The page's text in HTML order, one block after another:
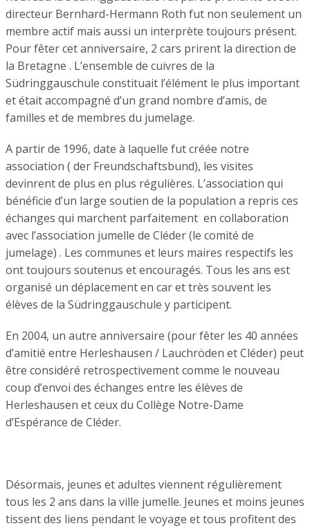
directeur Bernhard-Hermann Roth fut non seulement un
membre actif mais aussi un interprète toujours présent.
Pour fêter cet anniversaire, 2 cars prirent la direction de
la Bretagne . L’ensemble de cuivres de la
Südringgauschule constituait l’élément le plus important
et était accompagné d’un grand nombre d’amis, de
familles et de membres du jumelage.
A partir de 1996, date à laquelle fut créée notre
association ( der Freundschaftsbund), les visites
devinrent de plus en plus régulières. L’association qui
bénéficie d’un large soutien de la population a repris ces
échanges qui marchent parfaitement en collaboration
avec l’association jumelle de Cléder (le comité de
jumelage) . Les communes et leurs maires respectifs les
ont toujours soutenus et encouragés. Tous les ans est
organisé un déplacement en car et très souvent les
élèves de la Südringgauschule y participent.
En 2004, un autre anniversaire (pour fêter les 40 années
d’amitié entre Herleshausen / Lauchröden et Cléder) peut
être considéré retrospectivement comme le nouveau
coup d’envoi des échanges entre les élèves de
Herleshausen et ceux du Collège Notre-Dame
d’Espérance de Cléder.
Désormais, jeunes et adultes viennent régulièrement
tous les 2 ans dans la ville jumelle. Jeunes et moins jeunes
tissent des liens pendant le voyage et tous profitent des